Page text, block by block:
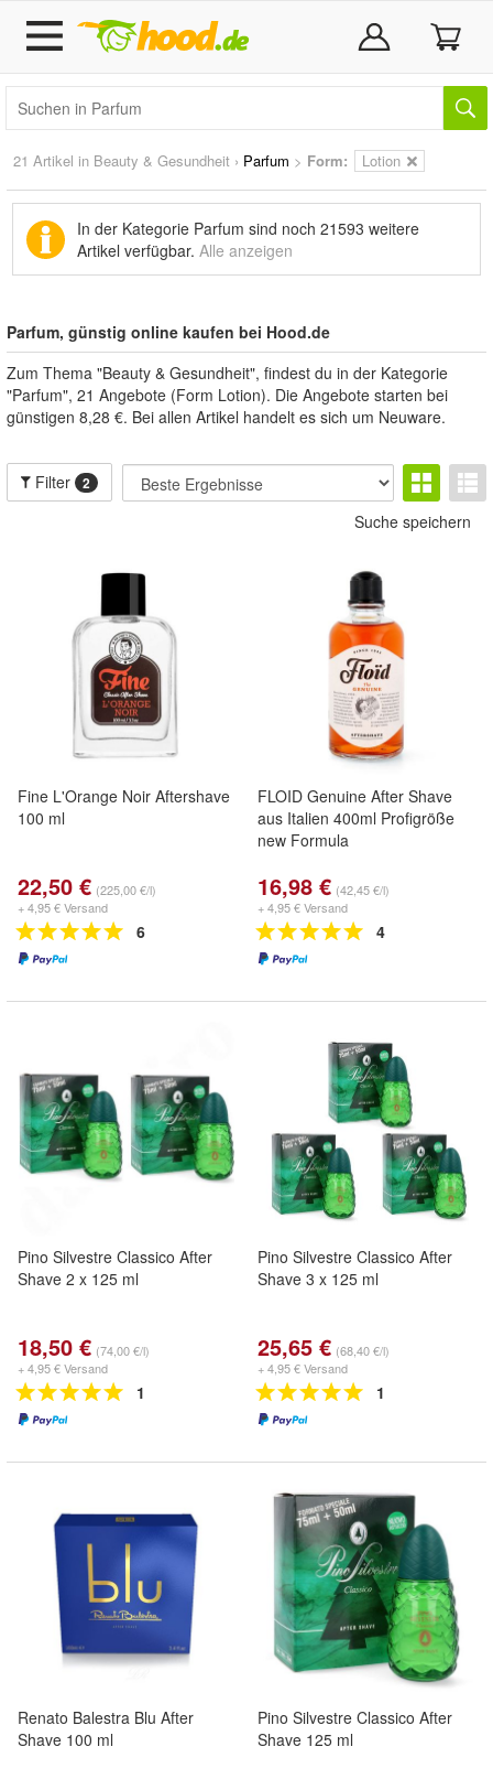
21 Artikel in Beauty & Gesundheit › Parfum > Form: Lotion
In der Kategorie Parfum sind noch 21593 weitere
Artikel verfügbar. Alle anzeigen
Parfum, günstig online kaufen bei Hood.de
Zum Thema "Beauty & Gesundheit", findest du in der Kategorie
"Parfum", 21 Angebote (Form Lotion). Die Angebote starten bei
günstigen 8,28 €. Bei allen Artikel handelt es sich um Neuware.
Filter 2
Suche speichern
Fine L'Orange Noir Aftershave
100 ml
22,50 € (225,00 €/l)
+ 4,95 € Versand
6
FLOID Genuine After Shave
aus Italien 400ml Profigröße
new Formula
16,98 € (42,45 €/l)
+ 4,95 € Versand
4
Pino Silvestre Classico After
Shave 2 x 125 ml
18,50 € (74,00 €/l)
+ 4,95 € Versand
1
Pino Silvestre Classico After
Shave 3 x 125 ml
25,65 € (68,40 €/l)
+ 4,95 € Versand
1
Renato Balestra Blu After
Shave 100 ml
Pino Silvestre Classico After
Shave 125 ml